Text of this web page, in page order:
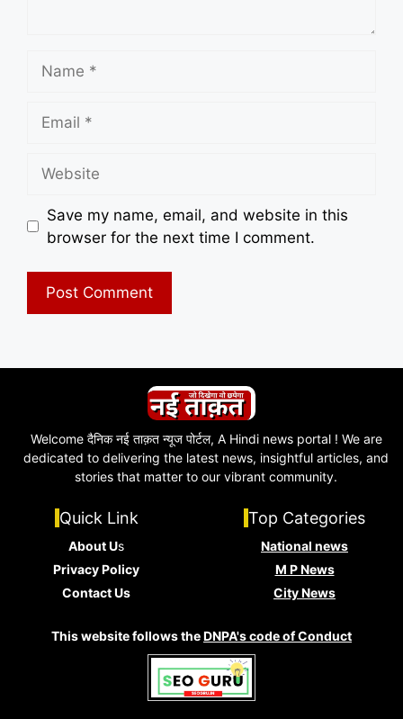
Save my name, email, and website in this
browser for the next time I comment.
Welcome दैनिक नई ताक़त न्यूज पोर्टल, A Hindi news portal ! We are
dedicated to delivering the latest news, insightful articles, and
stories that matter to our vibrant community.
Quick Link
About Us
Privacy Policy
Contact Us
Top Categories
National news
M P News
City News
This website follows theDNPA's code of Conduct